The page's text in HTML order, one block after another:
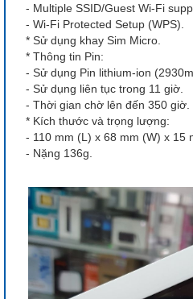
- Multiple SSID/Guest Wi-Fi
- Wi-Fi Protected Setup (WPS).
* Sử dụng khay Sim Micro.
* Thông tin Pin:
- Sử dụng Pin lithium-ion
- Sử dụng liên tục trong 11 giờ.
- Thời gian chờ lên đến 350 giờ.
* Kích thước và trọng lượng:
- 110 mm (L) x 68 mm (W) x 15
- Nặng 136g.